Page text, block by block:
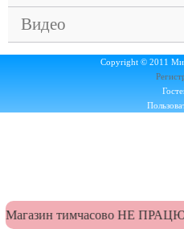
Видео
Copyright © 2011
Магазин тимчасово НЕ